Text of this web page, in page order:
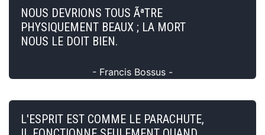
NOUS DEVRIONS TOUS ÃªTRE
PHYSIQUEMENT BEAUX ; LA MORT
NOUS LE DOIT BIEN.
- Francis Bossus -
L'ESPRIT EST COMME LE PARACHUTE,